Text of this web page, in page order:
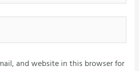
and website in this browser for